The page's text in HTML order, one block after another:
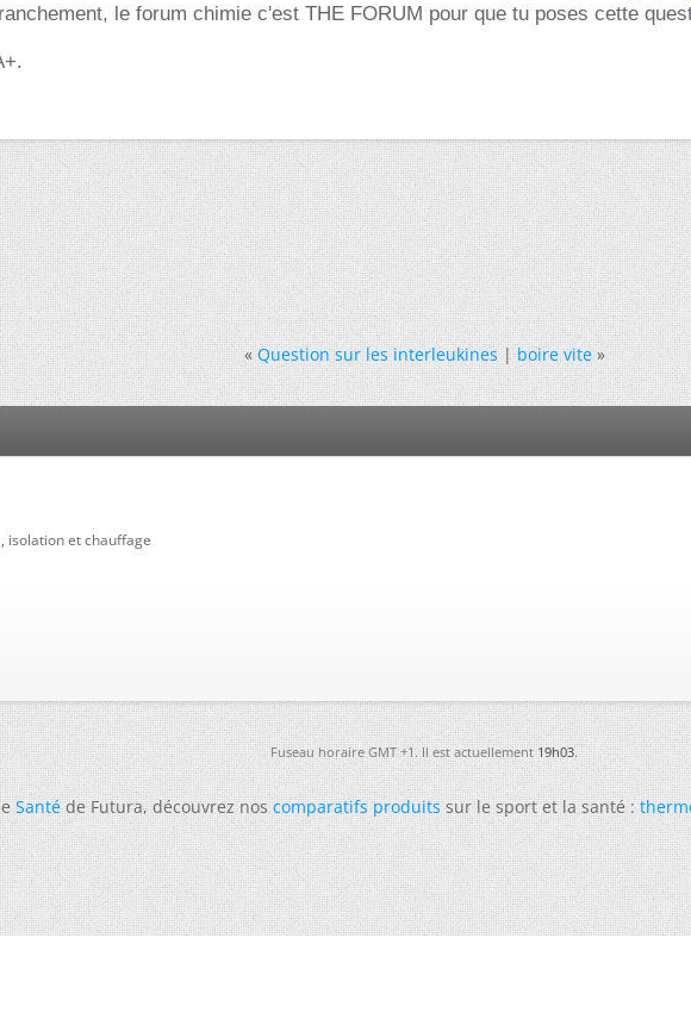
le forum chimie c'est THE FORUM pour que tu poses cette
« Question sur les interleukines|boire vite »
isolation et chauffage
Fuseau horaire GMT +1. Il est actuellement19h03.
Santéde Futura, découvrez noscomparatifs produitssur le sport et la santé :